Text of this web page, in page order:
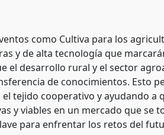
como Cultiva para los
y de alta tecnología que
el desarrollo rural y el sector
de conocimientos. Esto
tejido cooperativo y ayudando a
y viables en un mercado que se
para enfrentar los retos del